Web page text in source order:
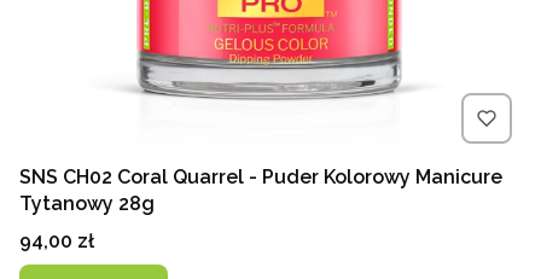
SNS CH02 Coral Quarrel - Puder Kolorowy Manicure
Tytanowy 28g
Cena
94,00 zł